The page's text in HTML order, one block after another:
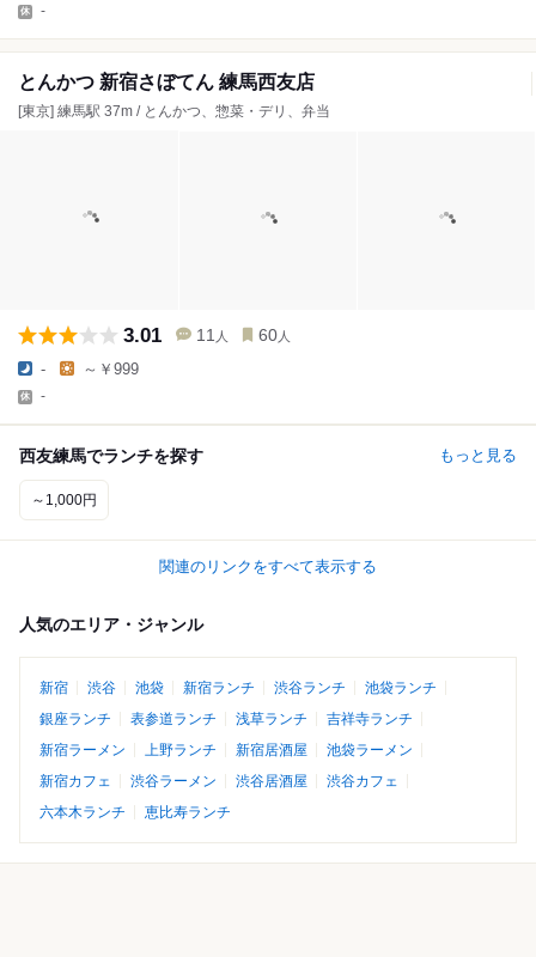
-
とんかつ 新宿さぼてん 練馬西友店
[東京] 練馬駅 37m / とんかつ、惣菜・デリ、弁当
3.01 11 人 60 人
- ～￥999
-
西友練馬でランチを探す もっと見る
～1,000円
関連のリンクをすべて表示する
人気のエリア・ジャンル
新宿 渋谷 池袋 新宿ランチ 渋谷ランチ
池袋ランチ
銀座ランチ
表参道ランチ 浅草ランチ
吉祥寺ランチ
新宿ラーメン
上野ランチ 新宿居酒屋
池袋ラーメン
新宿カフェ
渋谷ラーメン 渋谷居酒屋
渋谷カフェ
六本木ランチ
恵比寿ランチ